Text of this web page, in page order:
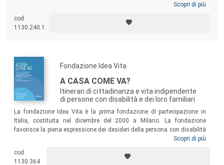
prestazioni. Il Metodo Aperto di Coordinamento-MAC ha come obiettivo
individuando le
implementate a livello nazionale.
Sostenibilità, inclusione e coesione sociale, cittadinanza attiva e
alla responsabilità sociale e di fronteggiare le sfide dell’era globale.
Scopri di più
cod.
1130.240.1
Fondazione Idea Vita
A CASA COME VA?
Itinerari di cittadinanza e vita indipendente
di persone con disabilità e dei loro familiari
La fondazione Idea Vita è la prima fondazione di partecipazione in
Italia, costituita nel dicembre del 2000 a Milano. La fondazione
favorisce la piena espressione dei desideri della persona con disabilità
e della sua famiglia con l’obiettivo di costruire percorsi di vita
territorio. Questo volume nasce dal lavoro quotidiano della
Scopri di più
cod.
1130.364